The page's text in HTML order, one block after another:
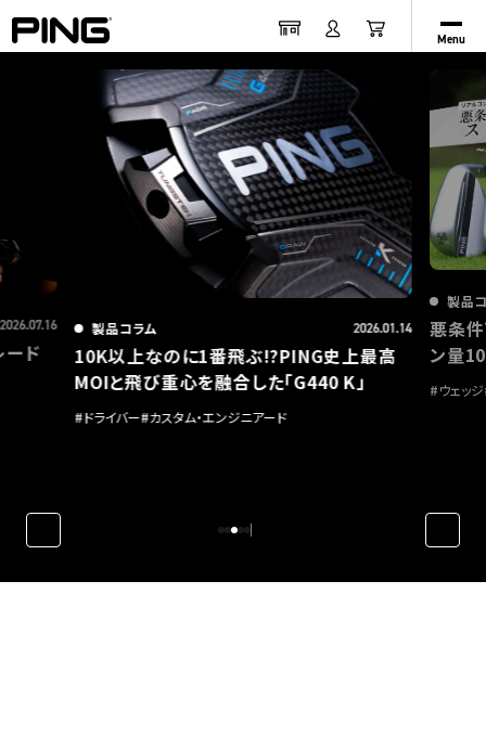
Menu
2026.07.16
ード
製品コラム 2026.01.14
10K以上なのに1番飛ぶ!?PING史上最高
MOIと飛び重心を融合した「G440 K」
#ドライバー#カスタム・エンジニアード
製品
悪条件
ン量
#ウェッジ